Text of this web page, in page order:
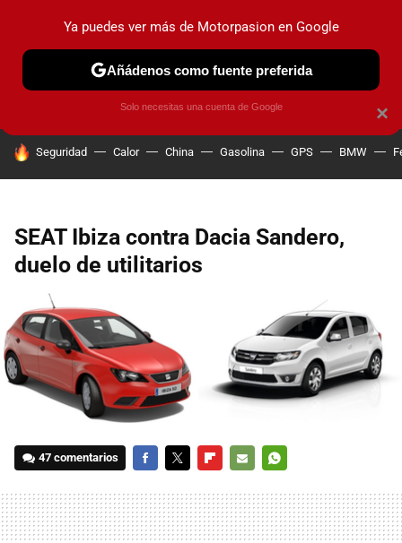
PRUEBAS COCHES ELÉCTRICOS OBSERVATORIO
HOY SE HABLA DE
Seguridad Calor China Gasolina GPS BMW
SEAT Ibiza contra Dacia Sandero,
duelo de utilitarios
47 comentarios
MAIL
×
Ya puedes ver más de Motorpasion en Google
Añádenos como fuente preferida
Solo necesitas una cuenta de Google